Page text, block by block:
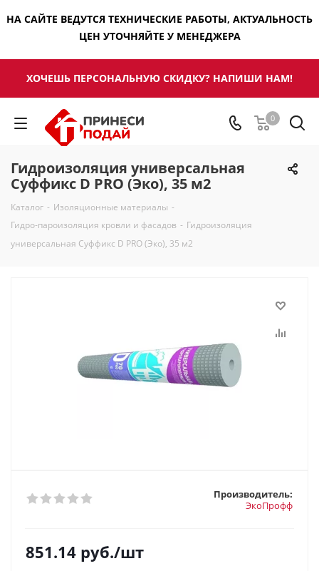
НА САЙТЕ ВЕДУТСЯ ТЕХНИЧЕСКИЕ РАБОТЫ, АКТУАЛЬНОСТЬ
ЦЕН УТОЧНЯЙТЕ У МЕНЕДЖЕРА
ХОЧЕШЬ ПЕРСОНАЛЬНУЮ СКИДКУ? НАПИШИ НАМ!
0
Гидроизоляция универсальная
Суффикс D PRO (Эко), 35 м2
Каталог - Изоляционные материалы -
Гидро-пароизоляция кровли и фасадов - Гидроизоляция
универсальная Суффикс D PRO (Эко), 35 м2
Производитель:
ЭкоПрофф
851.14 руб./шт